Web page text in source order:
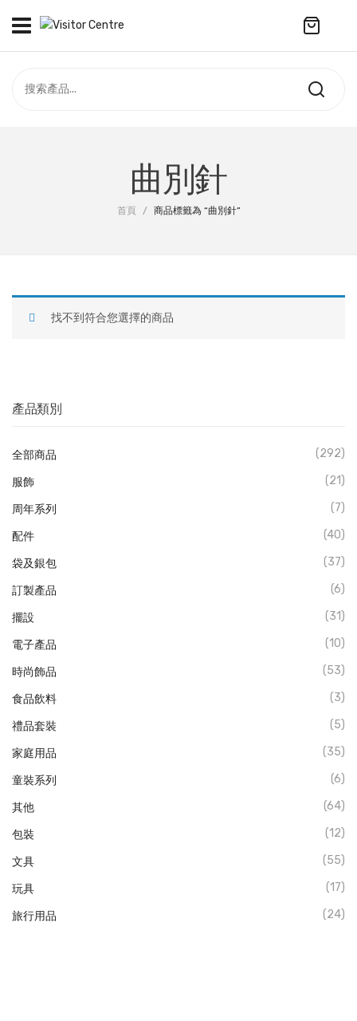
合作社
訂製產品
時尚飾品
食品飲料
禮品套裝
家庭用品
童裝系列
文具
玩具
旅行用品
曲別針
首頁 / 商品標籤為 “曲別針”
產品類別
全部商品 (292)
服飾 (21)
周年系列 (7)
配件 (40)
袋及銀包 (37)
訂製產品 (6)
擺設 (31)
電子產品 (10)
時尚飾品 (53)
食品飲料 (3)
禮品套裝 (5)
家庭用品 (35)
童裝系列 (6)
其他 (64)
包裝 (12)
文具 (55)
玩具 (17)
旅行用品 (24)
找不到符合您選擇的商品